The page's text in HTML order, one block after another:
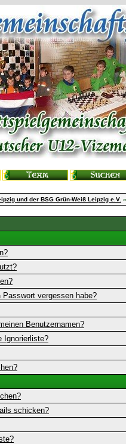
und der BSG Grün-Weiß Leipzig e.V.
vergessen habe?
Benutzernamen?
Ignorierliste?
schicken?